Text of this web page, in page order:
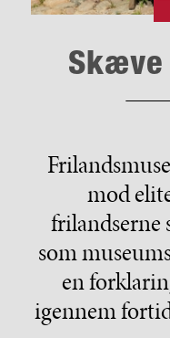
mod
frilandserne
som
en
igennem